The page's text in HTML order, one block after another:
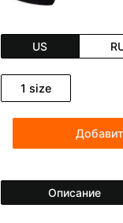
US
1 size
Описание